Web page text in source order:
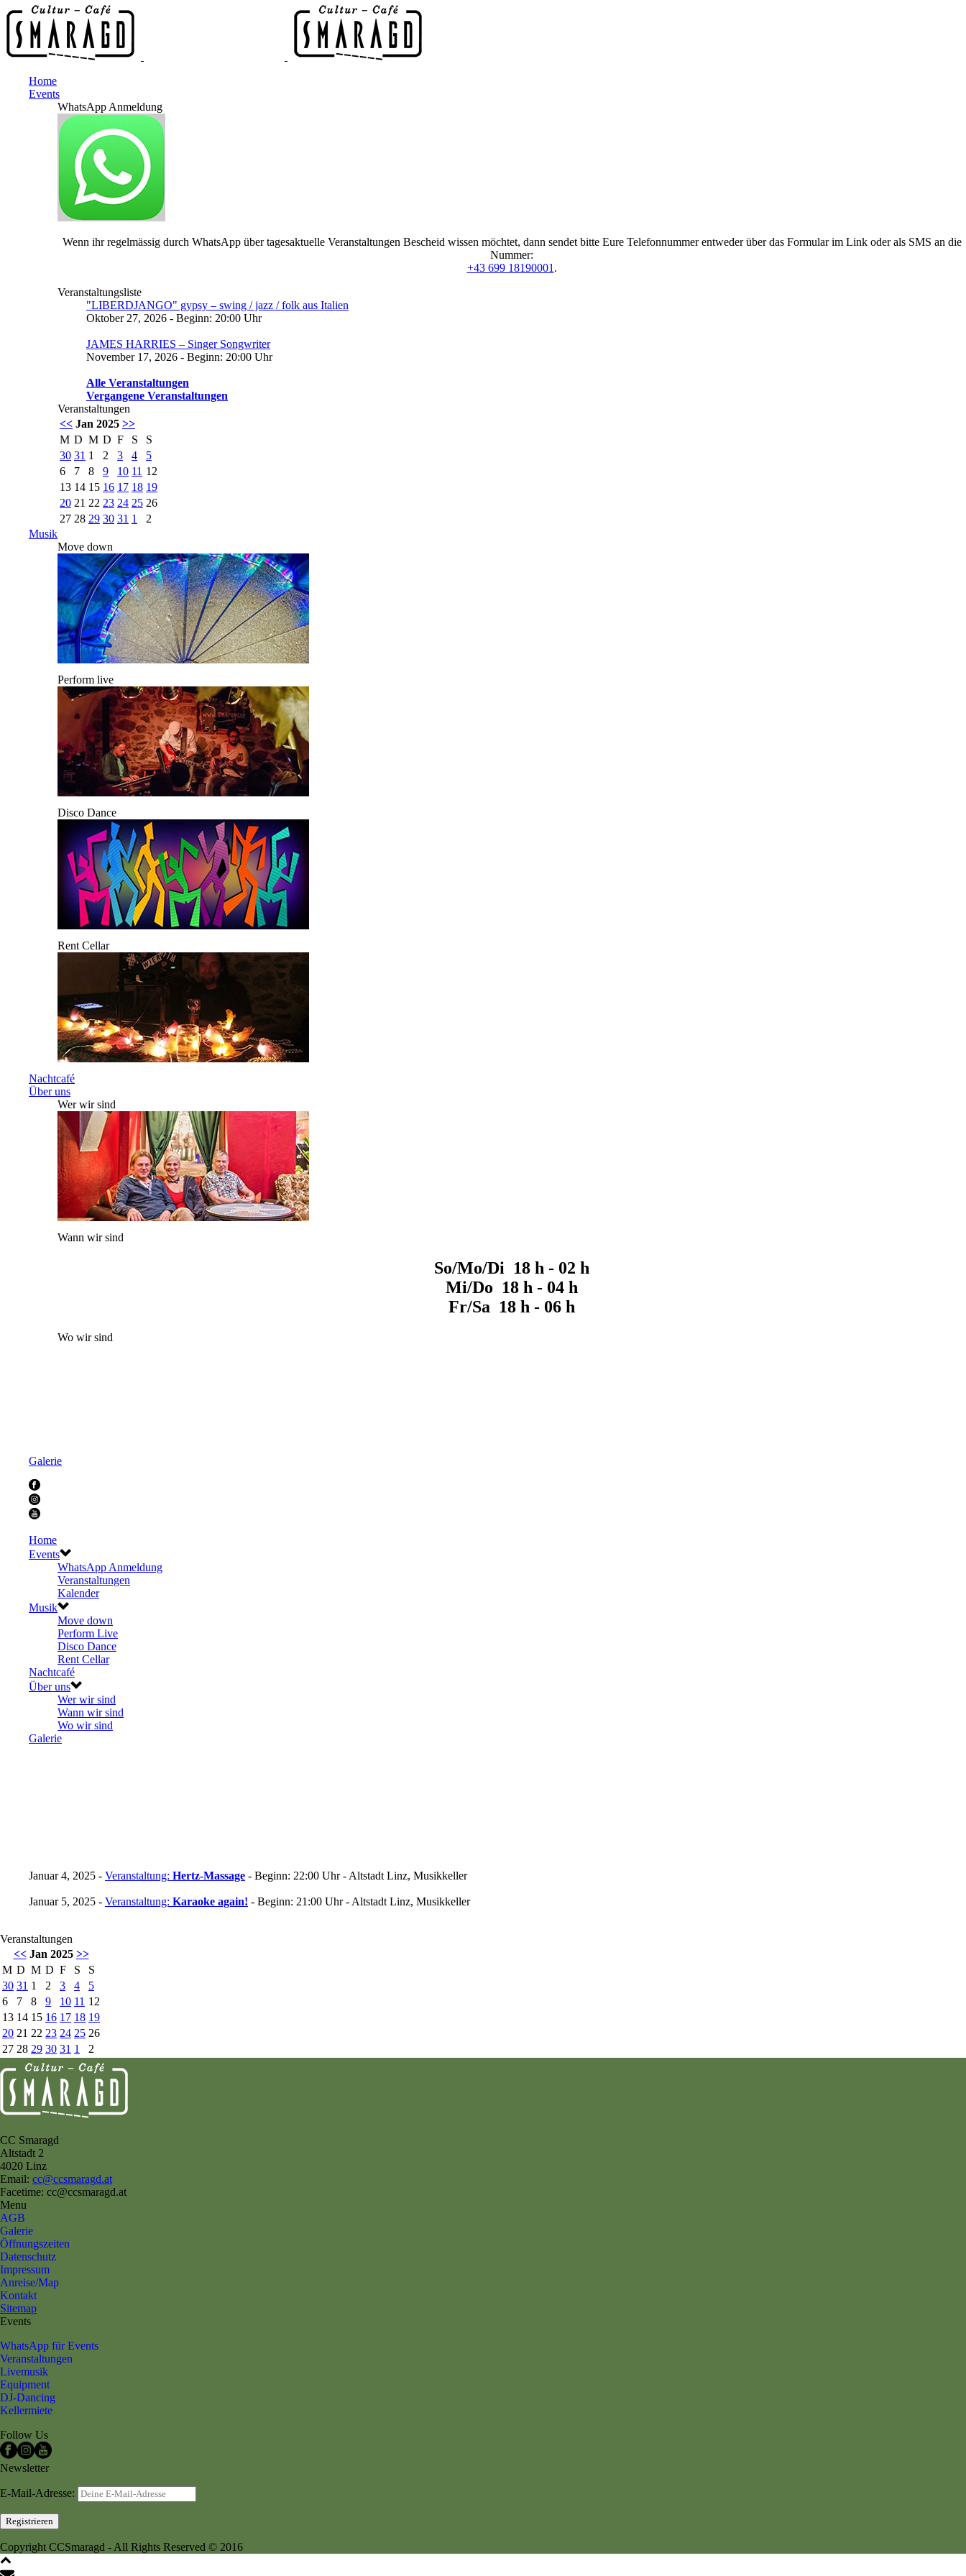
Home
Events
WhatsApp Anmeldung
Wenn ihr regelmässig durch WhatsApp über tagesaktuelle Veranstaltungen Bescheid wissen möchtet, dann sendet bitte Eure Telefonnummer entweder über das Formular im Link oder als SMS an die
Nummer:
+43 699 18190001 .
Veranstaltungsliste
"LIBERDJANGO" gypsy – swing / jazz / folk aus Italien
Oktober 27, 2026 - Beginn: 20:00 Uhr
JAMES HARRIES – Singer Songwriter
November 17, 2026 - Beginn: 20:00 Uhr
Alle Veranstaltungen
Vergangene Veranstaltungen
Veranstaltungen
<< Jan 2025 >>
M D M D F S
S
30 31 1 2 3 4
5
6
7 8 9 10 11 12
13 14 15 16 17 18 19
20 21 22 23 24 25 26
27 28 29 30 31 1
2
Musik
Move down
Perform live
Disco Dance
Rent Cellar
Nachtcafé
Über uns
Wer wir sind
Wann wir sind
So/Mo/Di 18 h - 02 h
Mi/Do 18 h - 04 h
Fr/Sa 18 h - 06 h
Wo wir sind
Galerie
Home
Events
WhatsApp Anmeldung
Veranstaltungen
Kalender
Musik
Move down
Perform Live
Disco Dance
Rent Cellar
Nachtcafé
Über uns
Wer wir sind
Wann wir sind
Wo wir sind
Galerie
Januar 4, 2025 - Veranstaltung: Hertz-Massage - Beginn: 22:00 Uhr - Altstadt Linz, Musikkeller
Januar 5, 2025 - Veranstaltung: Karaoke again! - Beginn: 21:00 Uhr - Altstadt Linz, Musikkeller
Veranstaltungen
<<Jan 2025 >>
M D M D F S
S
30 31 1 2 3 4
5
6
7 8 9 10 11 12
13 14 15 16 17 18 19
20 21 22 23 24 25 26
27 28 29 30 31 1 2
CC Smaragd
Altstadt 2
4020 Linz
Email: cc@ccsmaragd.at
Facetime: cc@ccsmaragd.at
Menu
AGB
Galerie
Öffnungszeiten
Datenschutz
Impressum
Anreise/Map
Kontakt
Sitemap
Events
WhatsApp für Events
Veranstaltungen
Livemusik
Equipment
DJ-Dancing
Kellermiete
Follow Us
Newsletter
E-Mail-Adresse:
Copyright CCSmaragd - All Rights Reserved © 2016